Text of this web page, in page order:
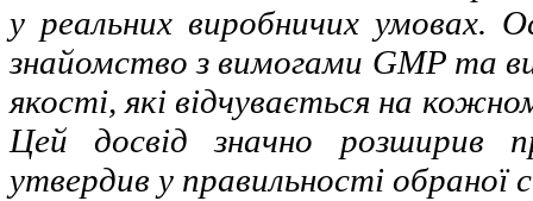
у реальних виробничих умовах.
знайомство з вимогами GMP та
якості, які відчувається на
Цей досвід значно розширив
утвердив у правильності обраної